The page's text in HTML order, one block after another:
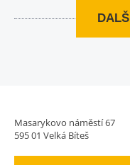
Masarykovo náměstí 67
595 01 Velká Bíteš